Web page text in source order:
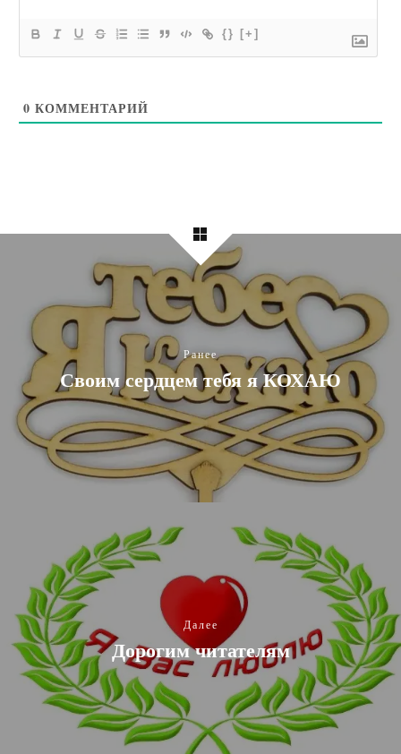
{} [+]
0 КОММЕНТАРИЙ
Ранее
Своим сердцем тебя я КОХАЮ
Далее
Дорогим читателям